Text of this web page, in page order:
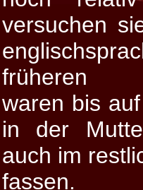
versuchen
früheren
waren bis
in der
auch im
fassen.